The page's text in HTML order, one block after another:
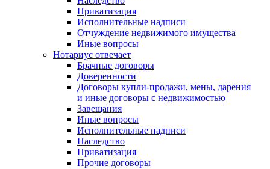
Приватизация
Исполнительные надписи
Отчуждение недвижимого имущества
Иные вопросы
Нотариус отвечает
Брачные договоры
Доверенности
Договоры купли-продажи, мены, дарения
и иные договоры с недвижимостью
Завещания
Иные вопросы
Исполнительные надписи
Наследство
Приватизация
Прочие договоры